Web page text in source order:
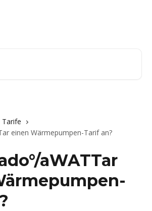
Tarife
einen Wärmepumpen-Tarif an?
aWATTar